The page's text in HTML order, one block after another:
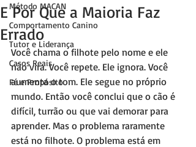
Método MACAN
Comportamento Canino
Tutor e Liderança
Casos Reais
Fé e Propósito
E Por Que a Maioria Faz
Errado
Você chama o filhote pelo nome e ele
não vira. Você repete. Ele ignora. Você
aumenta o tom. Ele segue no próprio
mundo. Então você conclui que o cão é
difícil, turrão ou que vai demorar para
aprender. Mas o problema raramente
está no filhote. O problema está em